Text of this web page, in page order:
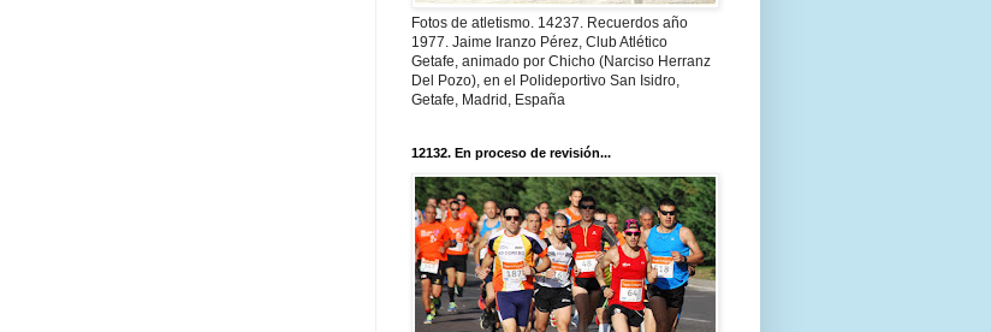
Fotos de atletismo. 14237. Recuerdos año
1977. Jaime Iranzo Pérez, Club Atlético
Getafe, animado por Chicho (Narciso Herranz
Del Pozo), en el Polideportivo San Isidro,
Getafe, Madrid, España
12132. En proceso de revisión...